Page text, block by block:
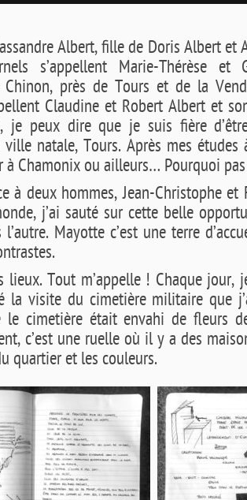
Albert, fille de Doris Albert et
s’appellent Marie-Thérèse
près de Tours et de la
Claudine et Robert Albert et
je peux dire que je suis fière
natale, Tours. Après mes études
à Chamonix ou ailleurs… Pourquoi
à deux hommes, Jean-Christophe et
j’ai sauté sur cette belle
l’autre. Mayotte c’est une terre
lieux. Tout m’appelle ! Chaque jour,
la visite du cimetière militaire que
le cimetière était envahi de fleurs
c’est une ruelle où il y a des
quartier et les couleurs.